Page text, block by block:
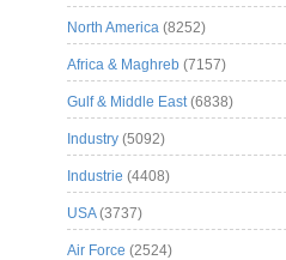
North America (8252)
Africa & Maghreb (7157)
Gulf & Middle East(6838)
Industry (5092)
Industrie (4408)
USA(3737)
Air Force (2524)